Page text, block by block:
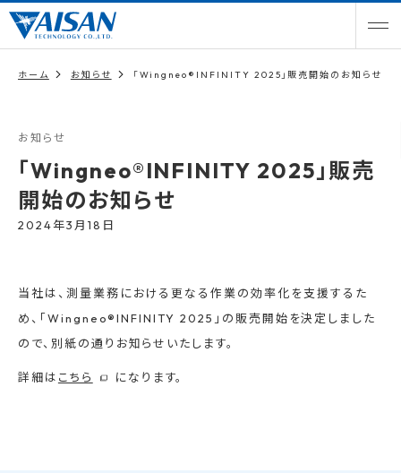
ホーム お知らせ 「Wingneo®INFINITY 2025」販売開始のお知らせ
お知らせ
「Wingneo®INFINITY 2025」販売
開始のお知らせ
2024年3月18日
当社は、測量業務における更なる作業の効率化を支援するた
め、「Wingneo®INFINITY 2025」の販売開始を決定しました
ので、別紙の通りお知らせいたします。
詳細は こちら になります。